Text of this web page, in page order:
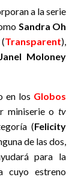
a la serie
Sandra Oh
(Transparent),
Janel Moloney
en los Globos
miniserie o tv
(Felicity
de las dos,
para la
cuyo estreno